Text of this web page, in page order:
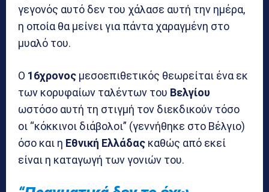
γεγονός αυτό δεν του χάλασε αυτή την ημέρα,
η οποία θα μείνει για πάντα χαραγμένη στο
μυαλό του.
Ο 16χρονος μεσοεπιθετικός θεωρείται ένα εκ
των κορυφαίων ταλέντων του Βελγίου
ωστόσο αυτή τη στιγμή τον διεκδικούν τόσο
οι “κόκκινοι διάβολοι” (γεννήθηκε στο Βέλγιο)
όσο και η Εθνική Ελλάδας καθώς από εκεί
είναι η καταγωγή των γονιών του.